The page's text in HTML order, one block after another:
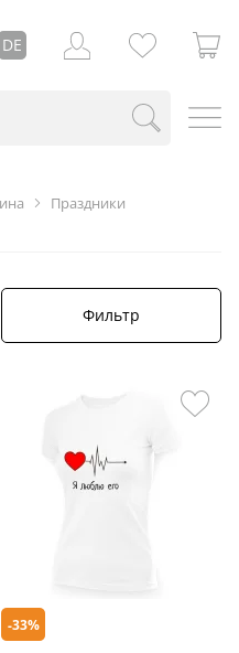
DE
Праздники
Фильтр
-33%